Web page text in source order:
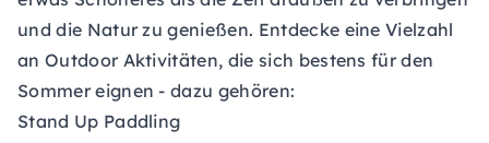
und die Natur zu genießen. Entdecke eine Vielzahl
an Outdoor Aktivitäten, die sich bestens für den
Sommer eignen - dazu gehören:
Stand Up Paddling